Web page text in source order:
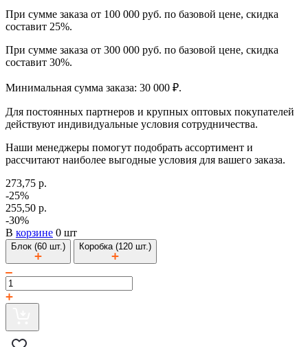
При сумме заказа от 100 000 руб. по базовой цене, скидка
составит 25%.
При сумме заказа от 300 000 руб. по базовой цене, скидка
составит 30%.
Минимальная сумма заказа: 30 000 ₽.
Для постоянных партнеров и крупных оптовых покупателей
действуют индивидуальные условия сотрудничества.
Наши менеджеры помогут подобрать ассортимент и
рассчитают наиболее выгодные условия для вашего заказа.
273,75 р.
-25%
255,50 р.
-30%
В корзине 0 шт
Блок (60 шт.) Коробка (120 шт.)